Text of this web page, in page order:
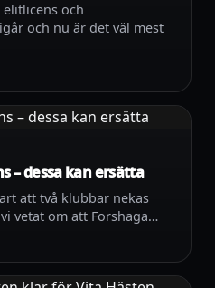
elitlicens och
och nu är det väl mest
– dessa kan ersätta
att två klubbar nekas
vetat om att Forshaga…